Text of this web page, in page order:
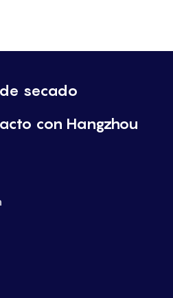
secado
con Hangzhou